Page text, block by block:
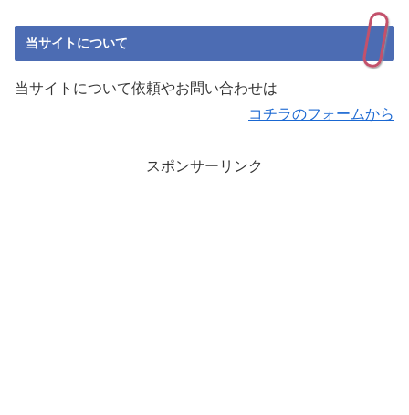
当サイトについて
当サイトについて依頼やお問い合わせは
コチラのフォームから
スポンサーリンク